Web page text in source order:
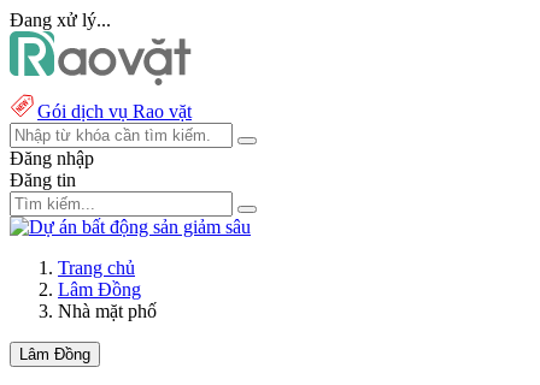
Đang xử lý...
Gói dịch vụ Rao vặt
Đăng nhập
Đăng tin
Trang chủ
Lâm Đồng
Nhà mặt phố
Lâm Đồng